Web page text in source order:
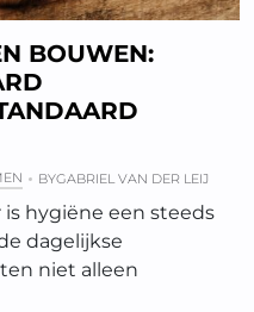
BOUWEN:
BYGABRIEL VAN DER LEIJ
hygiëne een steeds
dagelijkse
niet alleen